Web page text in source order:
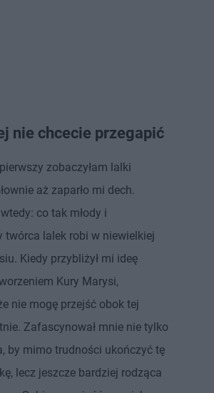
nie chcecie przegapić
zobaczyłam lalki
aż zaparło mi dech.
co tak młody i
twórca lalek robi w niewielkiej
Kiedy przybliżył mi ideę
Kury Marysi,
nie mogę przejść obok tej
Zafascynował mnie nie tylko
by mimo trudności ukończyć tę
lecz jeszcze bardziej rodząca